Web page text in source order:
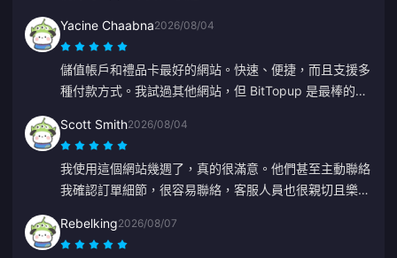
Yacine Chaabna2026/08/04
儲值帳戶和禮品卡最好的網站。快速、便捷，而且支援多
種付款方式。我試過其他網站，但 BitTopup 是最棒的。
Scott Smith2026/08/04
我使用這個網站幾週了，真的很滿意。他們甚至主動聯絡
我確認訂單細節，很容易聯絡，客服人員也很親切且樂於
Rebelking2026/08/07